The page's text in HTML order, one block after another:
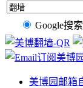
Google搜索
美博园邮箱